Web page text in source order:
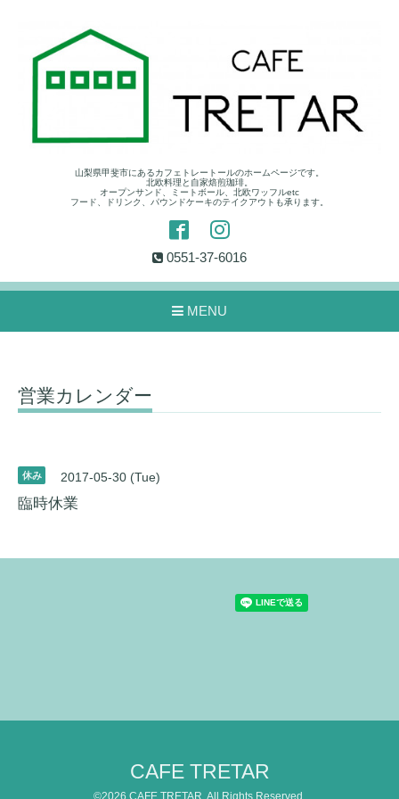
山梨県甲斐市にあるカフェトレートールのホームページです。
北欧料理と自家焙煎珈琲。
オープンサンド、ミートボール、北欧ワッフルetc
フード、ドリンク、パウンドケーキのテイクアウトも承ります。
0551-37-6016
MENU
営業カレンダー
休み 2017-05-30 (Tue)
臨時休業
CAFE TRETAR
©2026 CAFE TRETAR . All Rights Reserved.